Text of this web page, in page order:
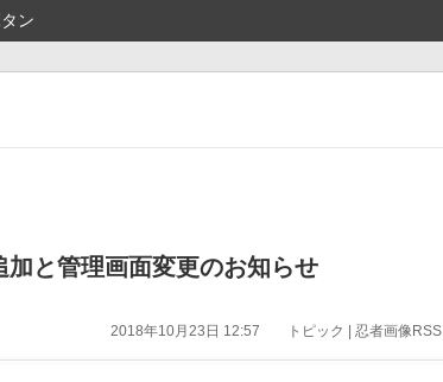
ン
加と管理画面変更のお知らせ
トピック | 忍者画像RSS |
2018年10月23日 12:57